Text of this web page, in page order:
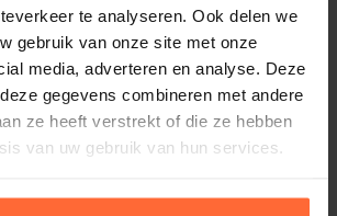
te analyseren. Ook delen we
gebruik van onze site met onze
media, adverteren en analyse. Deze
gegevens combineren met andere
ze heeft verstrekt of die ze hebben
van uw gebruik van hun services.